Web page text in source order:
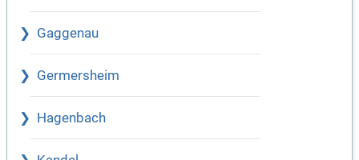
Gaggenau
Germersheim
Hagenbach